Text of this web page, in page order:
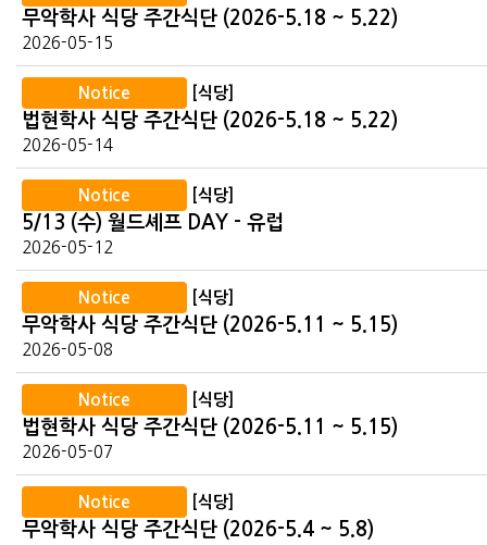
무악학사 식당 주간식단 (2026-5.18 ~ 5.22)
2026-05-15
Notice [식당]
법현학사 식당 주간식단 (2026-5.18 ~ 5.22)
2026-05-14
Notice [식당]
5/13 (수) 월드셰프 DAY - 유럽
2026-05-12
Notice [식당]
무악학사 식당 주간식단 (2026-5.11 ~ 5.15)
2026-05-08
Notice [식당]
법현학사 식당 주간식단 (2026-5.11 ~ 5.15)
2026-05-07
Notice [식당]
무악학사 식당 주간식단 (2026-5.4 ~ 5.8)